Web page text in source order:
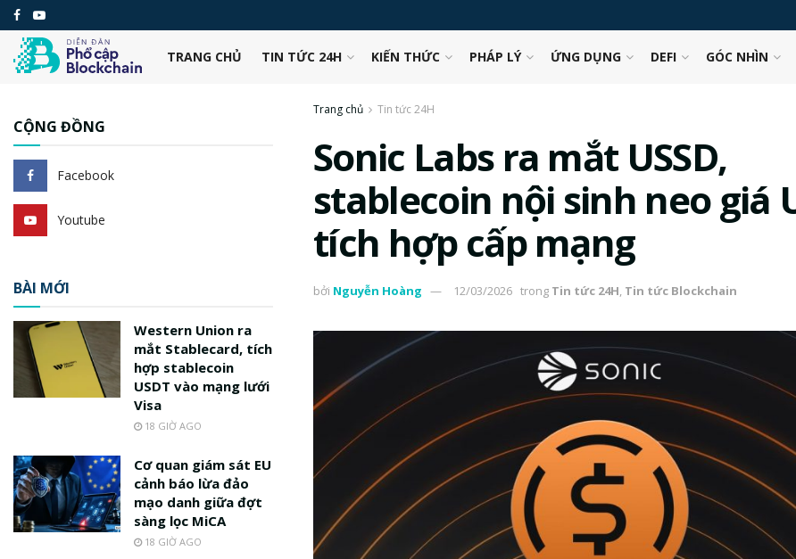
TRANG CHỦ TIN TỨC 24H KIẾN THỨC PHÁP LÝ ỨNG DỤNG DEFI GÓC NHÌN
Trang chủ Tin tức 24H
Sonic Labs ra mắt USSD,
stablecoin nội sinh neo giá
tích hợp cấp mạng
bởi Nguyễn Hoàng 12/03/2026 trong Tin tức 24H, Tin tức Blockchain
CỘNG ĐỒNG
Facebook
Youtube
BÀI MỚI
Western Union ra
mắt Stablecard, tích
hợp stablecoin
USDT vào mạng lưới
Visa
18 GIỜ AGO
Cơ quan giám sát EU
cảnh báo lừa đảo
mạo danh giữa đợt
sàng lọc MiCA
18 GIỜ AGO